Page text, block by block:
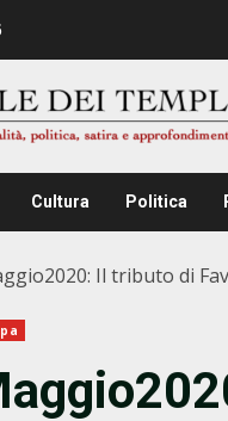
Cultura Politica
Il tributo di